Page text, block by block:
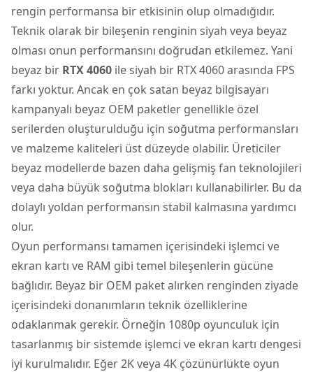
rengin performansa bir etkisinin olup olmadığıdır.
Teknik olarak bir bileşenin renginin siyah veya beyaz
olması onun performansını doğrudan etkilemez. Yani
beyaz bir RTX 4060 ile siyah bir RTX 4060 arasında FPS
farkı yoktur. Ancak en çok satan beyaz bilgisayarı
kampanyalı beyaz OEM paketler genellikle özel
serilerden oluşturulduğu için soğutma performansları
ve malzeme kaliteleri üst düzeyde olabilir. Üreticiler
beyaz modellerde bazen daha gelişmiş fan teknolojileri
veya daha büyük soğutma blokları kullanabilirler. Bu da
dolaylı yoldan performansın stabil kalmasına yardımcı
olur.
Oyun performansı tamamen içerisindeki işlemci ve
ekran kartı ve RAM gibi temel bileşenlerin gücüne
bağlıdır. Beyaz bir OEM paket alırken renginden ziyade
içerisindeki donanımların teknik özelliklerine
odaklanmak gerekir. Örneğin 1080p oyunculuk için
tasarlanmış bir sistemde işlemci ve ekran kartı dengesi
iyi kurulmalıdır. Eğer 2K veya 4K çözünürlükte oyun